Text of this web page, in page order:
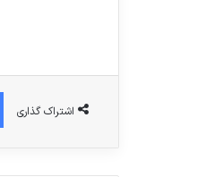
اشتراک گذاری